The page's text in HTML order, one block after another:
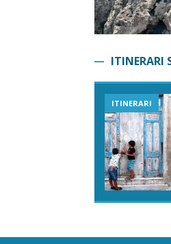
ITINERARI
ITINERARI